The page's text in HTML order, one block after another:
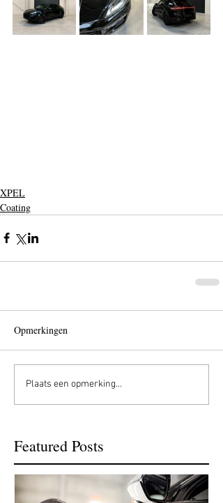
XPEL
Coating
Opmerkingen
Plaats een opmerking...
Featured Posts